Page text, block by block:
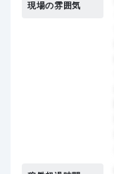
現場の雰囲気